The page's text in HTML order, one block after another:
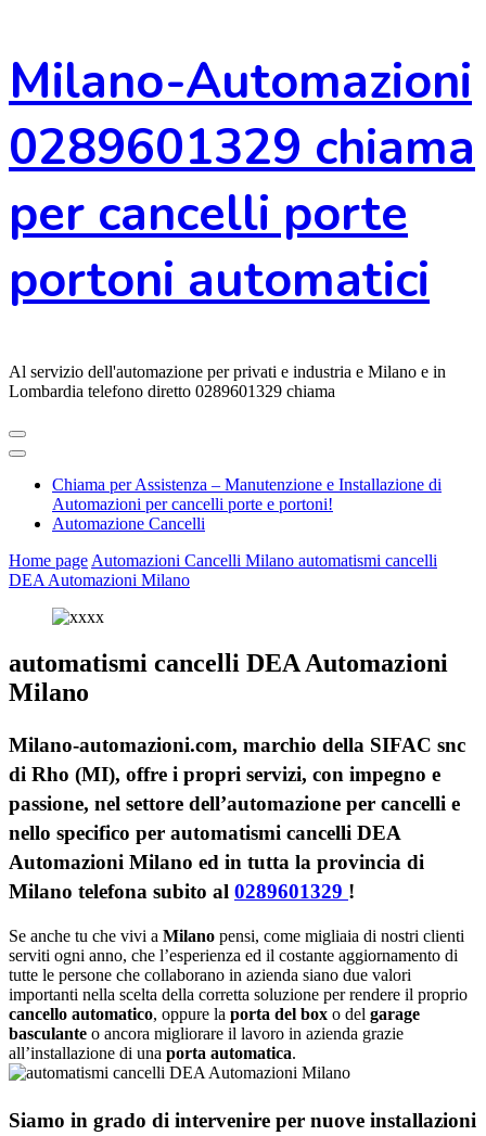
al
contenuto
Milano-Automazioni
0289601329 chiama
per cancelli porte
portoni automatici
Al servizio dell'automazione per privati e industria e Milano e in
Lombardia telefono diretto 0289601329 chiama
Chiama per Assistenza – Manutenzione e Installazione di
Automazioni per cancelli porte e portoni!
Automazione Cancelli
Home page Automazioni Cancelli Milano automatismi cancelli
DEA Automazioni Milano
automatismi cancelli DEA Automazioni
Milano
Milano-automazioni.com, marchio della SIFAC snc
di Rho (MI), offre i propri servizi, con impegno e
passione, nel settore dell’automazione per cancelli e
nello specifico per automatismi cancelli DEA
Automazioni Milano ed in tutta la provincia di
Milano telefona subito al 0289601329 !
Se anche tu che vivi a Milano pensi, come migliaia di nostri clienti
serviti ogni anno, che l’esperienza ed il costante aggiornamento di
tutte le persone che collaborano in azienda siano due valori
importanti nella scelta della corretta soluzione per rendere il proprio
cancello automatico, oppure la porta del box o del garage
basculante o ancora migliorare il lavoro in azienda grazie
all’installazione di una porta automatica.
Siamo in grado di intervenire per nuove installazioni